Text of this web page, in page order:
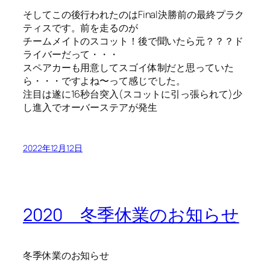
そしてこの後行われたのはFinal決勝前の最終プラク
ティスです。前を走るのが
チームメイトのスコット！後で聞いたら元？？？ド
ライバーだって・・・
スペアカーも用意してスゴイ体制だと思っていた
ら・・・ですよね〜って感じでした。
注目は遂に16秒台突入(スコットに引っ張られて)少
し進入でオーバーステアが発生
2022年12月12日
2020 冬季休業のお知らせ
冬季休業のお知らせ